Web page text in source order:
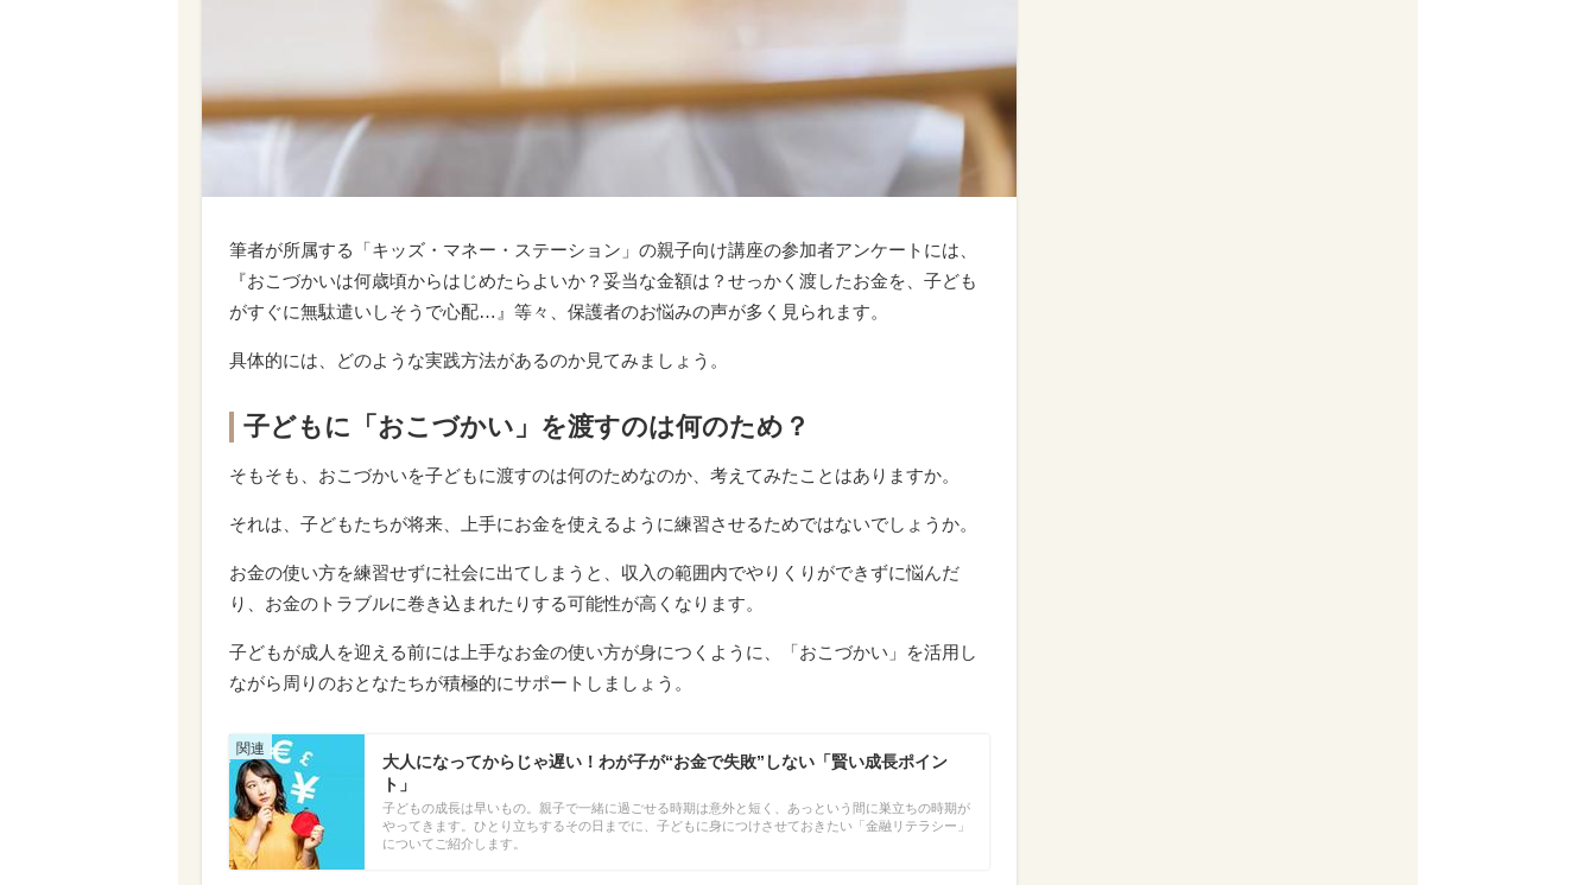
筆者が所属する「キッズ・マネー・ステーション」の親子向け講座の参加者アンケートには、
『おこづかいは何歳頃からはじめたらよいか？妥当な金額は？せっかく渡したお金を、子ども
がすぐに無駄遣いしそうで心配…』等々、保護者のお悩みの声が多く見られます。
具体的には、どのような実践方法があるのか見てみましょう。
子どもに「おこづかい」を渡すのは何のため？
そもそも、おこづかいを子どもに渡すのは何のためなのか、考えてみたことはありますか。
それは、子どもたちが将来、上手にお金を使えるように練習させるためではないでしょうか。
お金の使い方を練習せずに社会に出てしまうと、収入の範囲内でやりくりができずに悩んだ
り、お金のトラブルに巻き込まれたりする可能性が高くなります。
子どもが成人を迎える前には上手なお金の使い方が身につくように、「おこづかい」を活用し
ながら周りのおとなたちが積極的にサポートしましょう。
大人になってからじゃ遅い！わが子が“お金で失敗”しない「賢い成長ポイン
ト」
子どもの成長は早いもの。親子で一緒に過ごせる時期は意外と短く、あっという間に巣立ちの時期が
やってきます。ひとり立ちするその日までに、子どもに身につけさせておきたい「金融リテラシー」
についてご紹介します。